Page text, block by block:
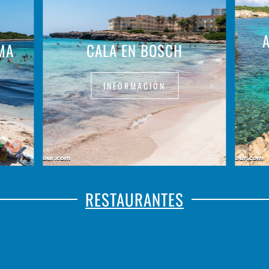
CALA EN BOSCH
INFORMACIÓN
RESTAURANTES